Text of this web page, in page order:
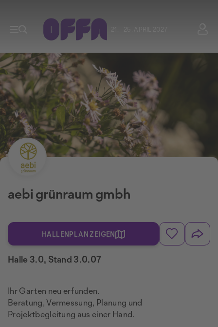
aebi grünraum gmbh
HALLENPLAN ZEIGEN
Halle 3.0, Stand 3.0.07
Ihr Garten neu erfunden.
Beratung, Vermessung, Planung und
Projektbegleitung aus einer Hand.